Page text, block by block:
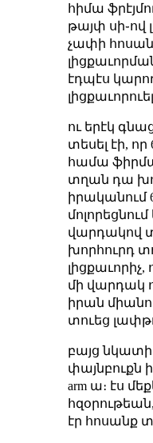
հիմա
թայփ սի֊ով
չափի
էդպէս
ու երէկ
տեսել էի, որ
համա
տղան դա
իրականում
վարդակով
խորհուրդ
լիցքաւորիչ,
մի վարդակ
իրան
տուեց
բայց նկատի
փայնբուքն
arm ա։ էս
էր հոսանք